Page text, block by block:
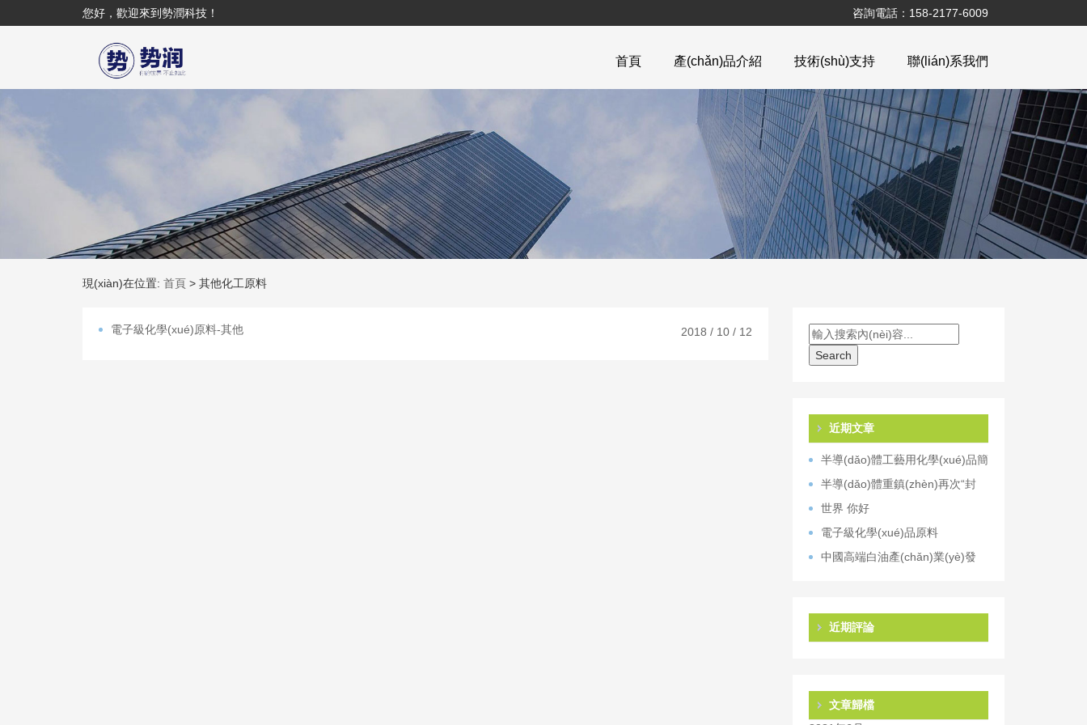
您好，歡迎來到勢潤科技！ 咨詢電話：158-2177-6009
首頁 產(chǎn)品介紹 技術(shù)支持 聯(lián)系我們
現(xiàn)在位置: 首頁 > 其他化工原料
電子級化學(xué)原料-其他 2018 / 10 / 12
近期文章
半導(dǎo)體工藝用化學(xué)品簡
半導(dǎo)體重鎮(zhèn)再次“封
國”！“缺芯”潮仍將蔓延
世界 你好
電子級化學(xué)品原料
中國高端白油產(chǎn)業(yè)發
近期評論
文章歸檔